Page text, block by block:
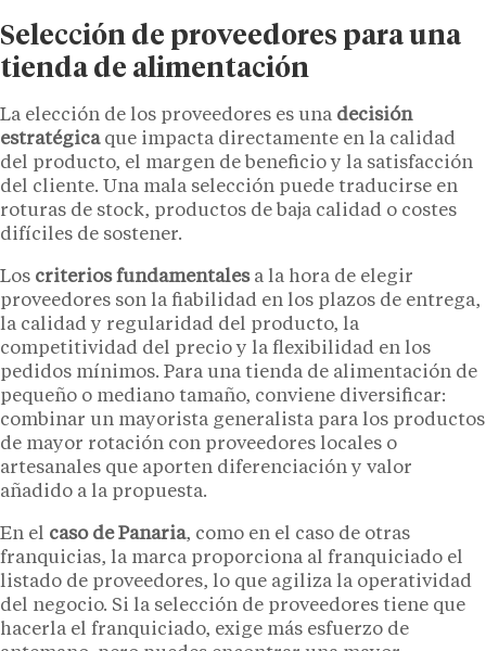
Selección de proveedores para una
tienda de alimentación
La elección de los proveedores es una decisión
estratégicaque impacta directamente en la calidad
del producto, el margen de beneficio y la satisfacción
del cliente. Una mala selección puede traducirse en
roturas de stock, productos de baja calidad o costes
difíciles de sostener.
Los criterios fundamentalesa la hora de elegir
proveedores son la fiabilidad en los plazos de entrega,
la calidad y regularidad del producto, la
competitividad del precio y la flexibilidad en los
pedidos mínimos. Para una tienda de alimentación de
pequeño o mediano tamaño, conviene diversificar:
combinar un mayorista generalista para los productos
de mayor rotación con proveedores locales o
artesanales que aporten diferenciación y valor
añadido a la propuesta.
En el caso de Panaria, como en el caso de otras
franquicias, la marca proporciona al franquiciado el
listado de proveedores, lo que agiliza la operatividad
del negocio. Si la selección de proveedores tiene que
hacerla el franquiciado, exige más esfuerzo de